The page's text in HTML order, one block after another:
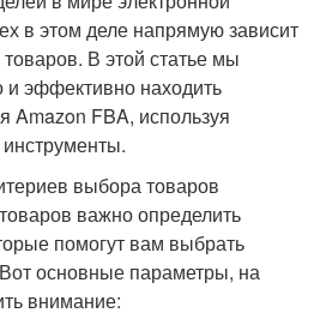
в этом деле напрямую зависит
В этой статье мы
и эффективно находить
FBA, используя
выбора товаров
важно определить
помогут вам выбрать
основные параметры, на
внимание: